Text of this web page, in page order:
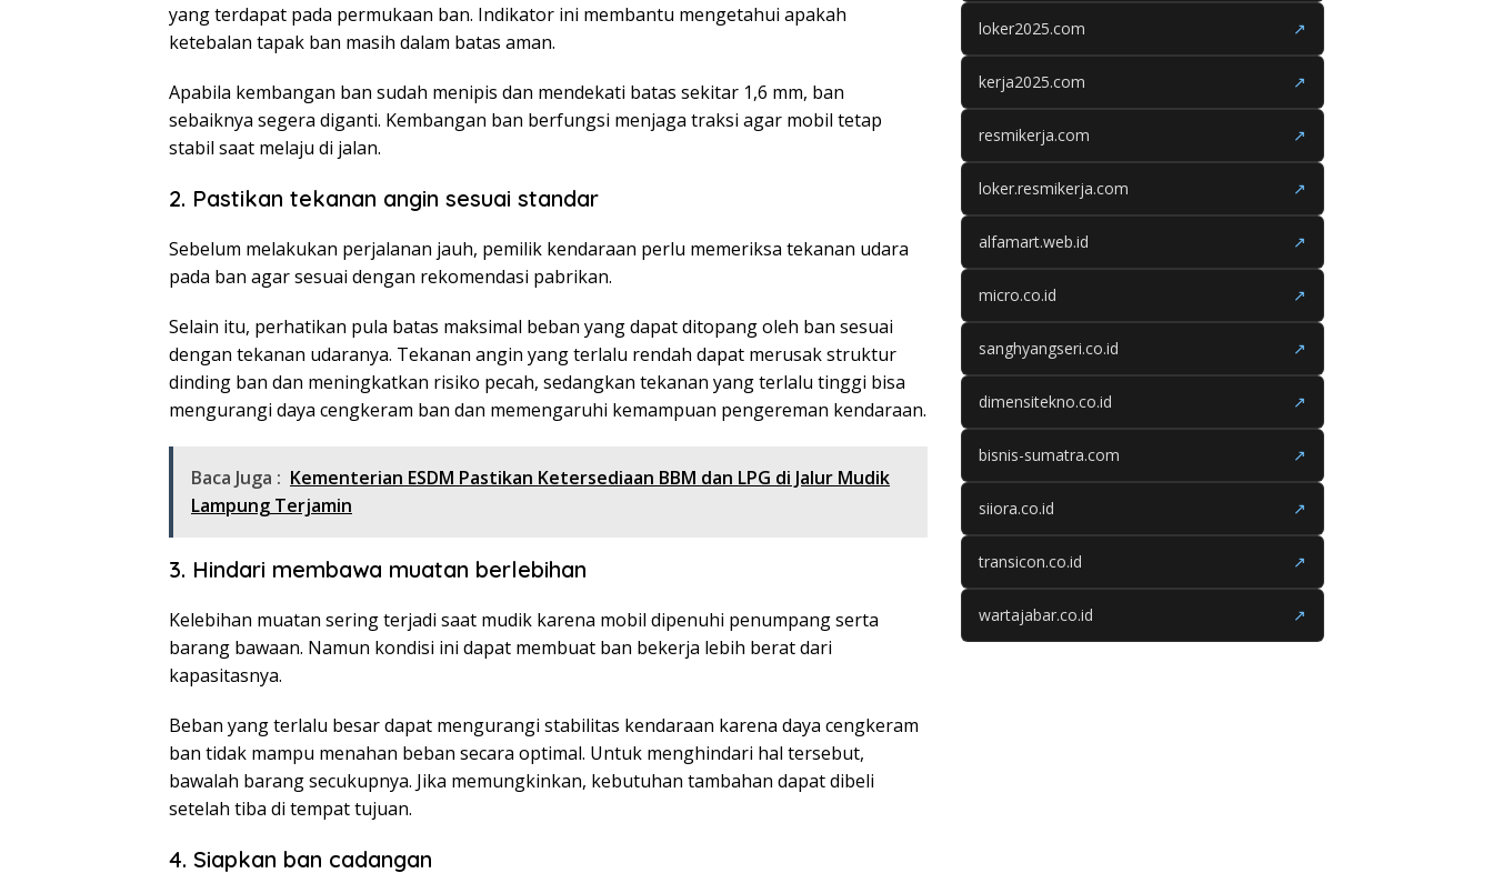
yang terdapat pada permukaan ban. Indikator ini membantu mengetahui apakah
ketebalan tapak ban masih dalam batas aman.
Apabila kembangan ban sudah menipis dan mendekati batas sekitar 1,6 mm, ban
sebaiknya segera diganti. Kembangan ban berfungsi menjaga traksi agar mobil tetap
stabil saat melaju di jalan.
2. Pastikan tekanan angin sesuai standar
Sebelum melakukan perjalanan jauh, pemilik kendaraan perlu memeriksa tekanan udara
pada ban agar sesuai dengan rekomendasi pabrikan.
Selain itu, perhatikan pula batas maksimal beban yang dapat ditopang oleh ban sesuai
dengan tekanan udaranya. Tekanan angin yang terlalu rendah dapat merusak struktur
dinding ban dan meningkatkan risiko pecah, sedangkan tekanan yang terlalu tinggi bisa
mengurangi daya cengkeram ban dan memengaruhi kemampuan pengereman kendaraan.
Baca Juga : Kementerian ESDM Pastikan Ketersediaan BBM dan LPG di Jalur Mudik
Lampung Terjamin
3. Hindari membawa muatan berlebihan
Kelebihan muatan sering terjadi saat mudik karena mobil dipenuhi penumpang serta
barang bawaan. Namun kondisi ini dapat membuat ban bekerja lebih berat dari
kapasitasnya.
Beban yang terlalu besar dapat mengurangi stabilitas kendaraan karena daya cengkeram
ban tidak mampu menahan beban secara optimal. Untuk menghindari hal tersebut,
bawalah barang secukupnya. Jika memungkinkan, kebutuhan tambahan dapat dibeli
setelah tiba di tempat tujuan.
4. Siapkan ban cadangan
loker2025.com ↗
kerja2025.com ↗
resmikerja.com ↗
loker.resmikerja.com ↗
alfamart.web.id ↗
micro.co.id ↗
sanghyangseri.co.id ↗
dimensitekno.co.id ↗
bisnis-sumatra.com ↗
siiora.co.id ↗
transicon.co.id ↗
wartajabar.co.id ↗